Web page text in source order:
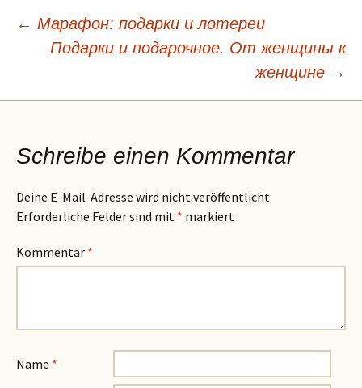
Beitragsnavigation
← Марафон: подарки и лотереи
Подарки и подарочное. От женщины к
женщине →
Schreibe einen Kommentar
Deine E-Mail-Adresse wird nicht veröffentlicht.
Erforderliche Felder sind mit * markiert
Kommentar *
Name *